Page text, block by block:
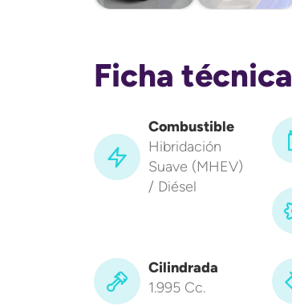
Ficha técnica
Combustible
Hibridación
Suave (MHEV)
/ Diésel
Cilindrada
1.995 Cc.